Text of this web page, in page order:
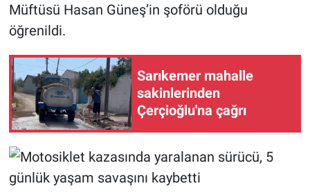
Müftüsü Hasan Güneş’in şoförü olduğu
öğrenildi.
Sarıkemer mahalle
sakinlerinden
Çerçioğlu'na çağrı